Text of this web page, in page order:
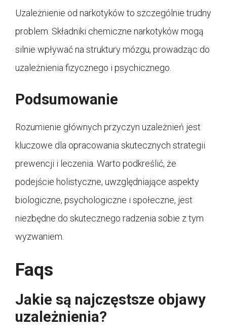
Uzależnienie od narkotyków to szczególnie trudny
problem. Składniki chemiczne narkotyków mogą
silnie wpływać na struktury mózgu, prowadząc do
uzależnienia fizycznego i psychicznego.
Podsumowanie
Rozumienie głównych przyczyn uzależnień jest
kluczowe dla opracowania skutecznych strategii
prewencji i leczenia. Warto podkreślić, że
podejście holistyczne, uwzględniające aspekty
biologiczne, psychologiczne i społeczne, jest
niezbędne do skutecznego radzenia sobie z tym
wyzwaniem.
Faqs
Jakie są najczęstsze objawy
uzależnienia?